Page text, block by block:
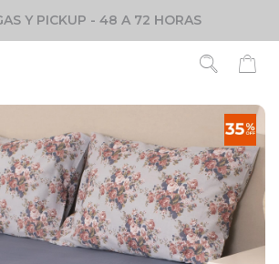
Y PICKUP - 48 A 72 HORAS